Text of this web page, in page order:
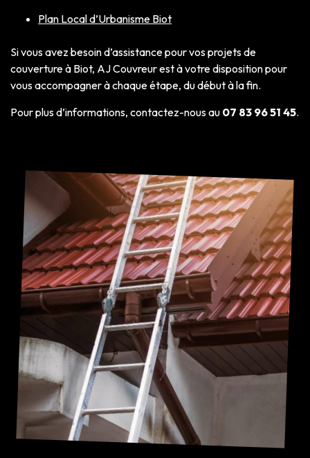
Plan Local d’Urbanisme Biot
Si vous avez besoin d’assistance pour vos projets de
couverture à Biot, AJ Couvreur est à votre disposition pour
vous accompagner à chaque étape, du début à la fin.
Pour plus d’informations, contactez-nous au 07 83 96 51 45.